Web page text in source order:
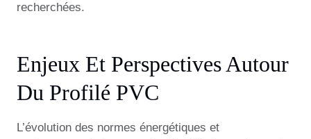
recherchées.
Enjeux Et Perspectives Autour
Du Profilé PVC
L’évolution des normes énergétiques et